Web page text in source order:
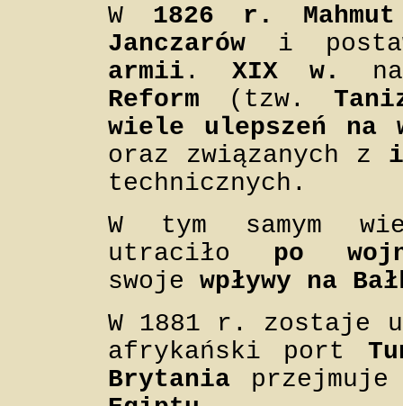
W 1826 r.
Janczarów i
armii . XIX w.
Reform (tzw.
wiele ulepszeń na
oraz związanych z
technicznych.
W tym samym
utraciło po
swoje wpływy na
W 1881 r. zostaje
afrykański port
Brytania